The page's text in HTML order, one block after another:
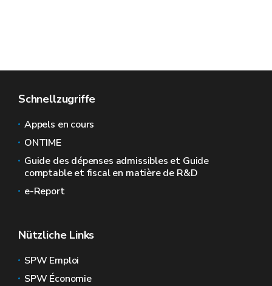
Schnellzugriffe
Appels en cours
ONTIME
Guide des dépenses admissibles et Guide
comptable et fiscal en matière de R&D
e-Report
Nützliche Links
SPW Emploi
SPW Économie